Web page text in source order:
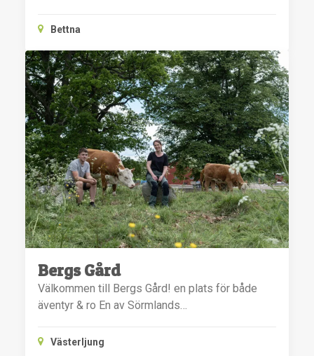
Bettna
Bergs Gård
Välkommen till Bergs Gård! en plats för både
äventyr & ro En av Sörmlands…
Västerljung